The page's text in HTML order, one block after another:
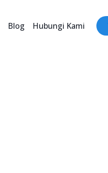
Blog Hubungi Kami